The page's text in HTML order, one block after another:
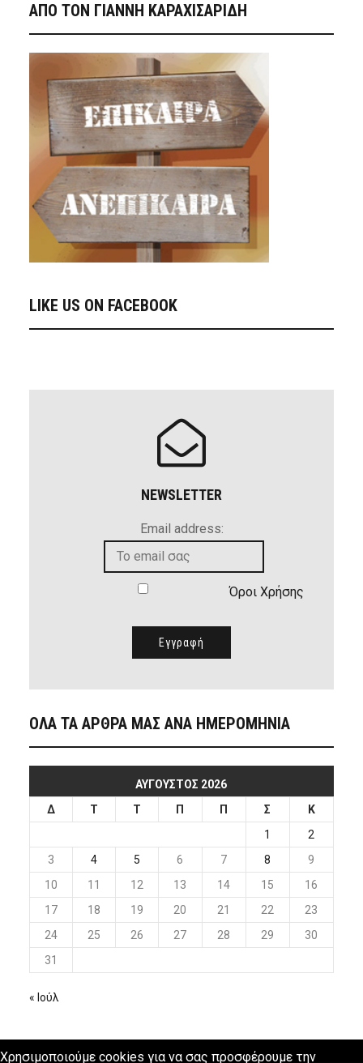
ΑΠΟ ΤΟΝ ΓΙΑΝΝΗ ΚΑΡΑΧΙΣΑΡΙΔΗ
LIKE US ON FACEBOOK
NEWSLETTER
Email address:
Όροι Χρήσης
ΟΛΑ ΤΑ ΑΡΘΡΑ ΜΑΣ ΑΝΑ ΗΜΕΡΟΜΗΝΙΑ
ΑΎΓΟΥΣΤΟΣ 2026
Δ
Τ Τ Π Π Σ
Κ
1
2
3
4 5 6 7 8
9
10
11 12 13 14 15
16
17
18 19 20 21 22
23
24
25 26 27 28 29
30
31
« Ιούλ
Χρησιμοποιούμε cookies για να σας προσφέρουμε την